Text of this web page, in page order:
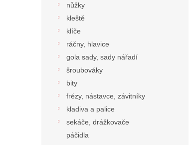
nůžky
kleště
klíče
ráčny, hlavice
gola sady, sady nářadí
šroubováky
bity
frézy, nástavce, závitníky
kladiva a palice
sekáče, drážkovače
páčidla